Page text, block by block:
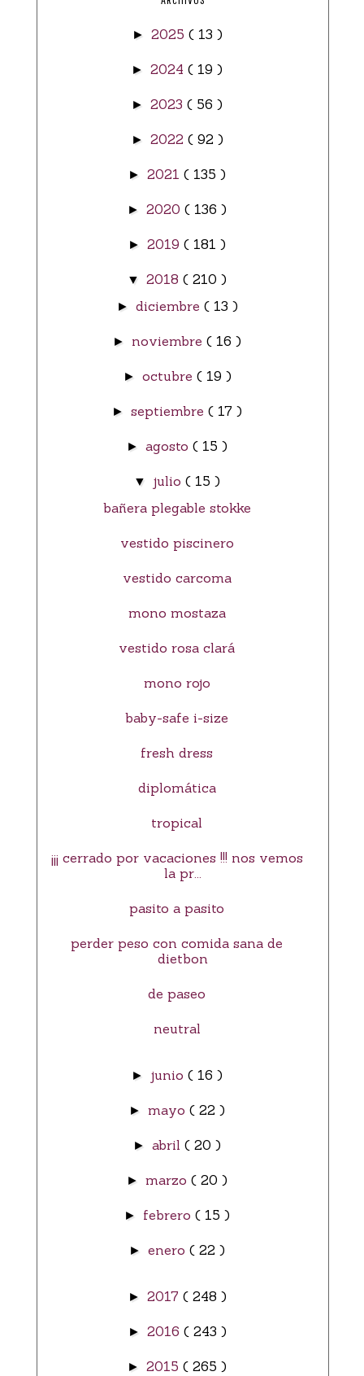
► 2025 ( 13 )
► 2024 ( 19 )
► 2023 ( 56 )
► 2022 ( 92 )
► 2021 ( 135 )
► 2020 ( 136 )
► 2019 ( 181 )
▼ 2018 ( 210 )
► diciembre ( 13 )
► noviembre ( 16 )
► octubre ( 19 )
► septiembre ( 17 )
► agosto ( 15 )
▼ julio ( 15 )
bañera plegable stokke
vestido piscinero
vestido carcoma
mono mostaza
vestido rosa clará
mono rojo
baby-safe i-size
fresh dress
diplomática
tropical
¡¡¡ cerrado por vacaciones !!! nos vemos
la pr...
pasito a pasito
perder peso con comida sana de
dietbon
de paseo
neutral
► junio ( 16 )
► mayo ( 22 )
► abril ( 20 )
► marzo ( 20 )
► febrero ( 15 )
► enero ( 22 )
► 2017 ( 248 )
► 2016 ( 243 )
► 2015 ( 265 )